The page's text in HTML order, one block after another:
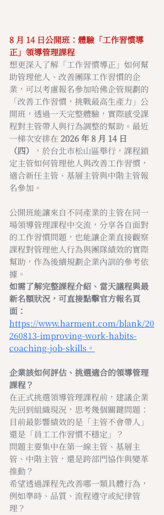
8 月 14 日公開班：體驗「工作習慣導
正」領導管理課程
想更深入了解「工作習慣導正」如何幫
助管理他人、改善團隊工作習慣的企
業，可以考慮報名參加哈佛企管規劃的
「改善工作習慣，挑戰最高生產力」公
開班，透過一天完整體驗，實際感受課
程對主管帶人與行為調整的幫助。最近
一梯次安排在 2026 年 8 月 14 日
（四）
，於台北市松山區舉行，課程鎖
定主管如何管理他人與改善工作習慣，
適合新任主管、基層主管與中階主管報
名參加。
公開班能讓來自不同產業的主管在同一
場領導管理課程中交流，分享各自面對
的工作習慣問題，也能讓企業直接觀察
課程對管理他人行為與團隊績效的實際
幫助，作為後續規劃企業內訓的參考依
據。
如需了解完整課程介紹、當天議程與最
新名額狀況，可直接點擊官方報名頁
面：
https://www.harment.com/blank/20
260813-improving-work-habits-
coaching-job-skills。
企業該如何評估、挑選適合的領導管理
課程？
在正式挑選領導管理課程前，建議企業
先回到組織現況，思考幾個關鍵問題：
目前最影響績效的是「主管不會帶人」
還是「員工工作習慣不穩定」？
問題主要集中在第一線主管、基層主
管、中階主管，還是跨部門協作與變革
推動？
希望透過課程先改善哪一類具體行為，
例如準時、品質、流程遵守或紀律管
理？